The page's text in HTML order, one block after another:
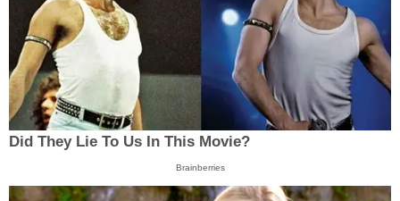
Did They Lie To Us In This Movie?
Brainberries